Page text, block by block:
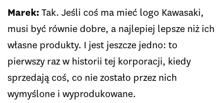
Marek: Tak. Jeśli coś ma mieć logo Kawasaki,
musi być równie dobre, a najlepiej lepsze niż ich
własne produkty. I jest jeszcze jedno: to
pierwszy raz w historii tej korporacji, kiedy
sprzedają coś, co nie zostało przez nich
wymyślone i wyprodukowane.